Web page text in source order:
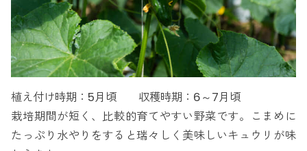
植え付け時期：5月頃 収穫時期：6～7月頃
栽培期間が短く、比較的育てやすい野菜です。こまめに
たっぷり水やりをすると瑞々しく美味しいキュウリが味